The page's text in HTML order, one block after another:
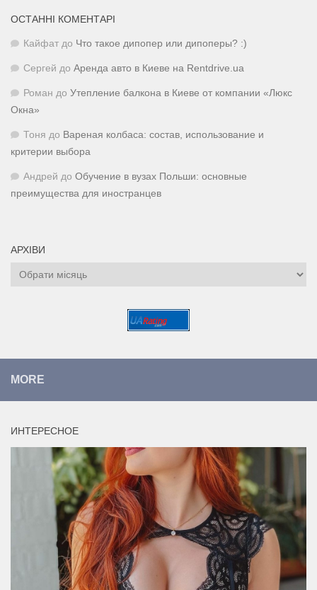
ОСТАННІ КОМЕНТАРІ
Кайфат до Что такое дипопер или дипоперы? :)
Сергей до Аренда авто в Киеве на Rentdrive.ua
Роман до Утепление балкона в Киеве от компании «Люкс
Окна»
Тоня до Вареная колбаса: состав, использование и
критерии выбора
Андрей до Обучение в вузах Польши: основные
преимущества для иностранцев
АРХІВИ
Архіви
MORE
ИНТЕРЕСНОЕ